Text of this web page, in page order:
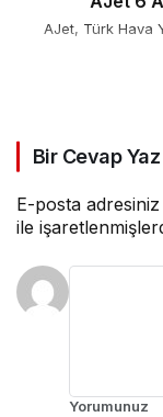
AJet, Türk Hava
Bir Cevap Yaz
E-posta
ile
Yorumunuz